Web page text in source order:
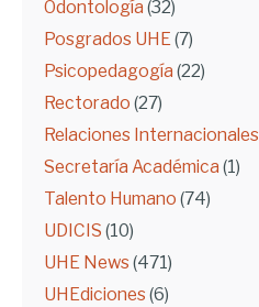
Odontología (32)
Posgrados UHE(7)
Psicopedagogía (22)
Rectorado (27)
Relaciones Internacionales
Secretaría Académica (1)
Talento Humano (74)
UDICIS (10)
UHE News (471)
UHEdiciones (6)